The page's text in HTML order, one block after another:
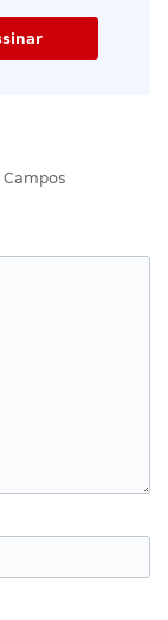
Campos